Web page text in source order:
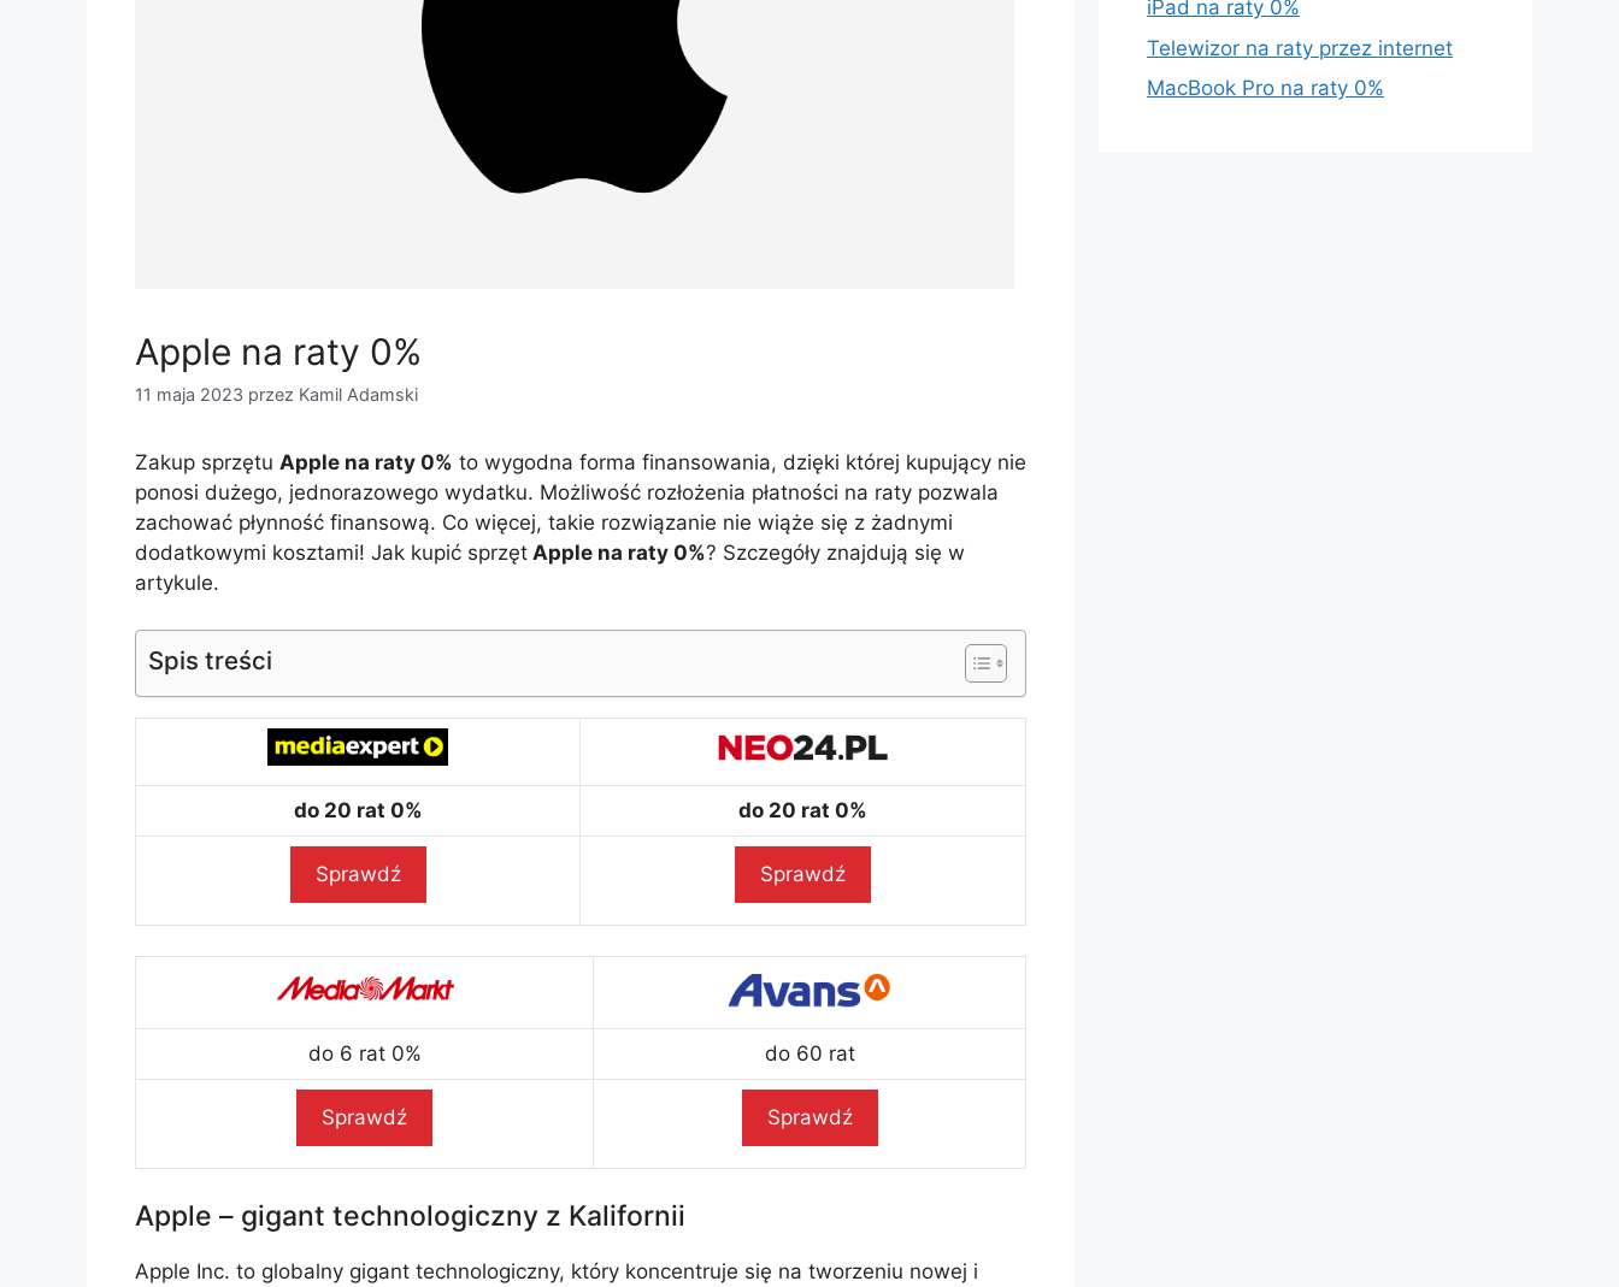
Apple na raty 0%
11 maja 2023 przez Kamil Adamski
Zakup sprzętu Apple na raty 0% to wygodna forma finansowania, dzięki której kupujący nie
ponosi dużego, jednorazowego wydatku. Możliwość rozłożenia płatności na raty pozwala
zachować płynność finansową. Co więcej, takie rozwiązanie nie wiąże się z żadnymi
dodatkowymi kosztami! Jak kupić sprzęt Apple na raty 0%? Szczegóły znajdują się w
artykule.
Spis treści
do 20 rat 0% do 20 rat 0%
Sprawdź Sprawdź
do 6 rat 0% do 60 rat
Sprawdź Sprawdź
Apple – gigant technologiczny z Kalifornii
Apple Inc. to globalny gigant technologiczny, który koncentruje się na tworzeniu nowej i
iPad na raty 0%
Telewizor na raty przez internet
MacBook Pro na raty 0%